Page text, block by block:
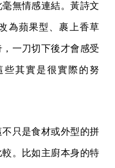
無情感連結。黃詩文
為蘋果型、裹上香草
一刀切下後才會感受
其實是很實際的努
只是食材或外型的拼
。比如主廚本身的特